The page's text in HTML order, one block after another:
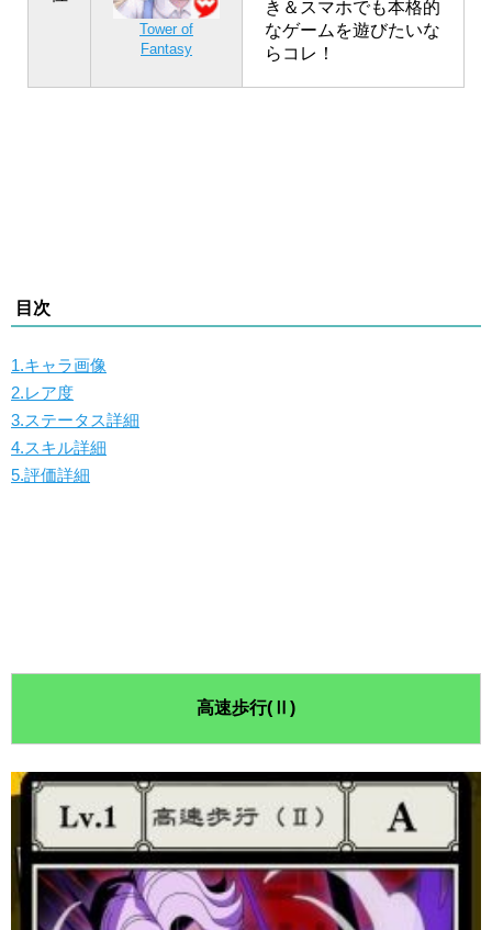
Tower of
Fantasy
き＆スマホでも本格的
なゲームを遊びたいな
らコレ！
目次
1.キャラ画像
2.レア度
3.ステータス詳細
4.スキル詳細
5.評価詳細
高速歩行(Ⅱ)